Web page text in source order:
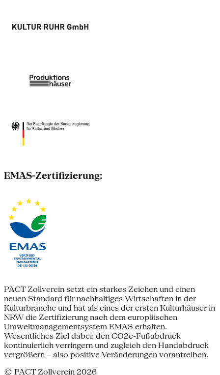
EMAS-Zertifizierung:
PACT Zollverein setzt ein starkes Zeichen und einen
neuen Standard für nachhaltiges Wirtschaften in der
Kulturbranche und hat als eines der ersten Kulturhäuser in
NRW die Zertifizierung nach dem europäischen
Umweltmanagementsystem EMAS erhalten.
Wesentliches Ziel dabei: den CO2e-Fußabdruck
kontinuierlich verringern und zugleich den Handabdruck
vergrößern – also positive Veränderungen vorantreiben.
© PACT Zollverein 2026